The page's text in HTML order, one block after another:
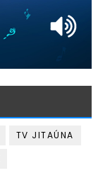
TV JITAÚNA